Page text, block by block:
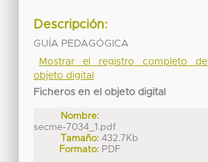
Descripción:
GUÍA PEDAGÓGICA
Mostrar el registro completo del
objeto digital
Ficheros en el objeto digital
Nombre:
secme-7034_1.pdf
Tamaño: 432.7Kb
Formato: PDF